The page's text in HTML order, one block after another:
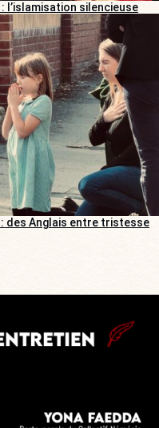
: l’islamisation silencieuse
: des Anglais entre tristesse